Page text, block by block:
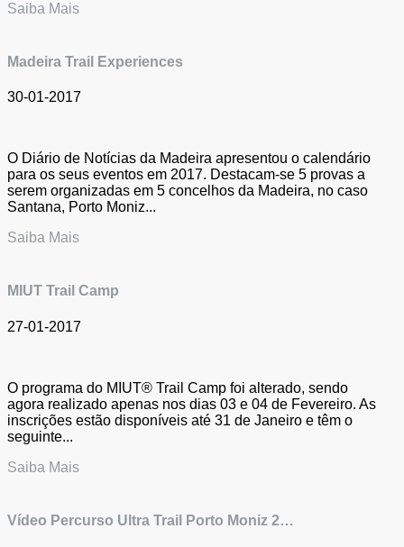
Saiba Mais
Madeira Trail Experiences
30-01-2017
O Diário de Notícias da Madeira apresentou o calendário
para os seus eventos em 2017. Destacam-se 5 provas a
serem organizadas em 5 concelhos da Madeira, no caso
Santana, Porto Moniz...
Saiba Mais
MIUT Trail Camp
27-01-2017
O programa do MIUT® Trail Camp foi alterado, sendo
agora realizado apenas nos dias 03 e 04 de Fevereiro. As
inscrições estão disponíveis até 31 de Janeiro e têm o
seguinte...
Saiba Mais
Vídeo Percurso Ultra Trail Porto Moniz 2…